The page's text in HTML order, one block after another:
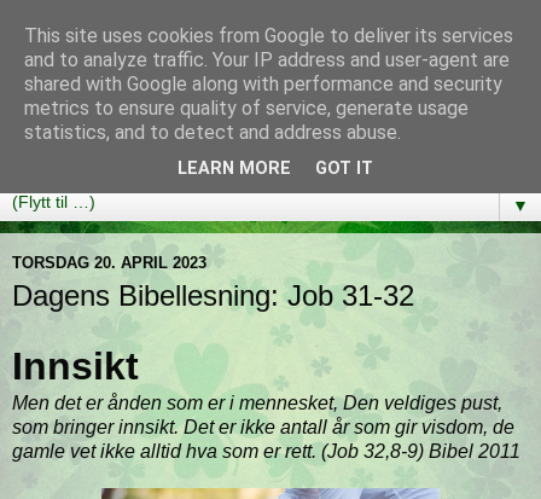
Bibelutfordringen
En bibelleseplan som hjelper deg med å lese gjennom hele
Bibelen på ett år!
▼
TORSDAG 20. APRIL 2023
Dagens Bibellesning: Job 31-32
Innsikt
Men det er ånden som er i mennesket, Den veldiges pust,
som bringer innsikt. Det er ikke antall år som gir visdom, de
gamle vet ikke alltid hva som er rett. (Job 32,8-9) Bibel 2011
This site uses cookies from Google to deliver its services
and to analyze traffic. Your IP address and user-agent are
shared with Google along with performance and security
metrics to ensure quality of service, generate usage
statistics, and to detect and address abuse.
LEARN MORE GOT IT